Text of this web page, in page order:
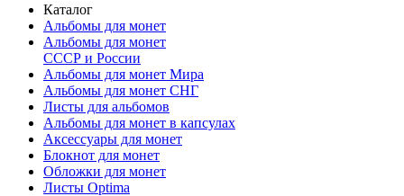
Каталог
Альбомы для монет
Альбомы для монет
СССР и России
Альбомы для монет Мира
Альбомы для монет СНГ
Листы для альбомов
Альбомы для монет в капсулах
Аксессуары для монет
Блокнот для монет
Обложки для монет
Листы Optima